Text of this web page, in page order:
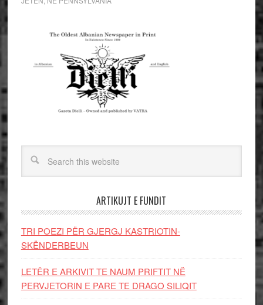
ARTIKUJT E FUNDIT
TRI POEZI PËR GJERGJ KASTRIOTIN-
SKËNDERBEUN
LETËR E ARKIVIT TE NAUM PRIFTIT NË
PERVJETORIN E PARE TE DRAGO SILIQIT